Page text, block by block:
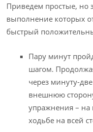
Приведем простые, но
выполнение которых
быстрый
Пару минут
шагом.
через минуту-
внешнюю
упражнения –
ходьбе на всей